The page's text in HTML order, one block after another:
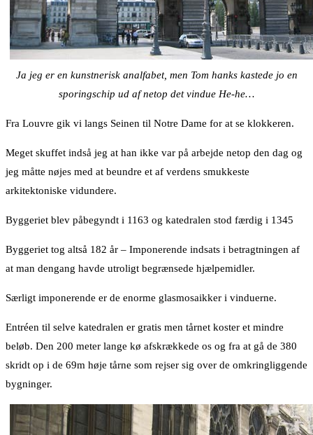
Ja jeg er en kunstnerisk analfabet, men Tom hanks kastede jo en
sporingschip ud af netop det vindue He-he…
Fra Louvre gik vi langs Seinen til Notre Dame for at se klokkeren.
Meget skuffet indså jeg at han ikke var på arbejde netop den dag og
jeg måtte nøjes med at beundre et af verdens smukkeste
arkitektoniske vidundere.
Byggeriet blev påbegyndt i 1163 og katedralen stod færdig i 1345
Byggeriet tog altså 182 år – Imponerende indsats i betragtningen af
at man dengang havde utroligt begrænsede hjælpemidler.
Særligt imponerende er de enorme glasmosaikker i vinduerne.
Entréen til selve katedralen er gratis men tårnet koster et mindre
beløb. Den 200 meter lange kø afskrækkede os og fra at gå de 380
skridt op i de 69m høje tårne som rejser sig over de omkringliggende
bygninger.